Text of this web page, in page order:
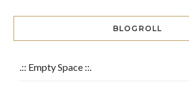
BLOGROLL
.:: Empty Space ::.